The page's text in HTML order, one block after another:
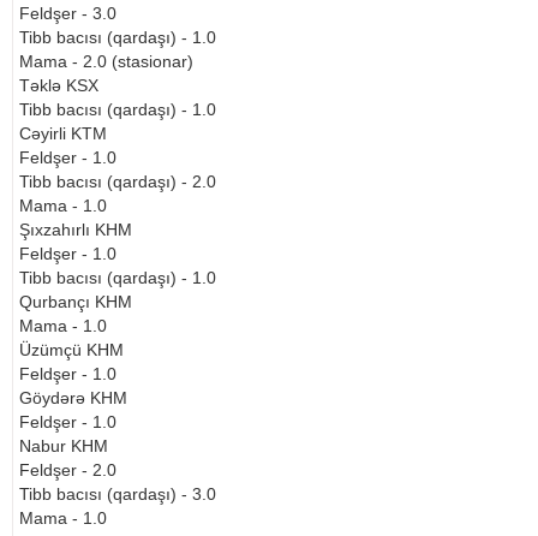
Feldşer - 3.0
Tibb bacısı (qardaşı) - 1.0
Mama - 2.0 (stasionar)
Təklə KSX
Tibb bacısı (qardaşı) - 1.0
Cəyirli KTM
Feldşer - 1.0
Tibb bacısı (qardaşı) - 2.0
Mama - 1.0
Şıxzahırlı KHM
Feldşer - 1.0
Tibb bacısı (qardaşı) - 1.0
Qurbançı KHM
Mama - 1.0
Üzümçü KHM
Feldşer - 1.0
Göydərə KHM
Feldşer - 1.0
Nabur KHM
Feldşer - 2.0
Tibb bacısı (qardaşı) - 3.0
Mama - 1.0